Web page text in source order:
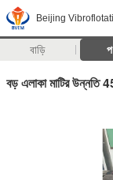
Beijing
বাড়ি
বড় এলাকা মাটির